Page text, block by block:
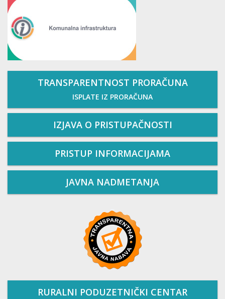
TRANSPARENTNOST PRORAČUNA
ISPLATE IZ PRORAČUNA
IZJAVA O PRISTUPAČNOSTI
PRISTUP INFORMACIJAMA
JAVNA NADMETANJA
RURALNI PODUZETNIČKI CENTAR